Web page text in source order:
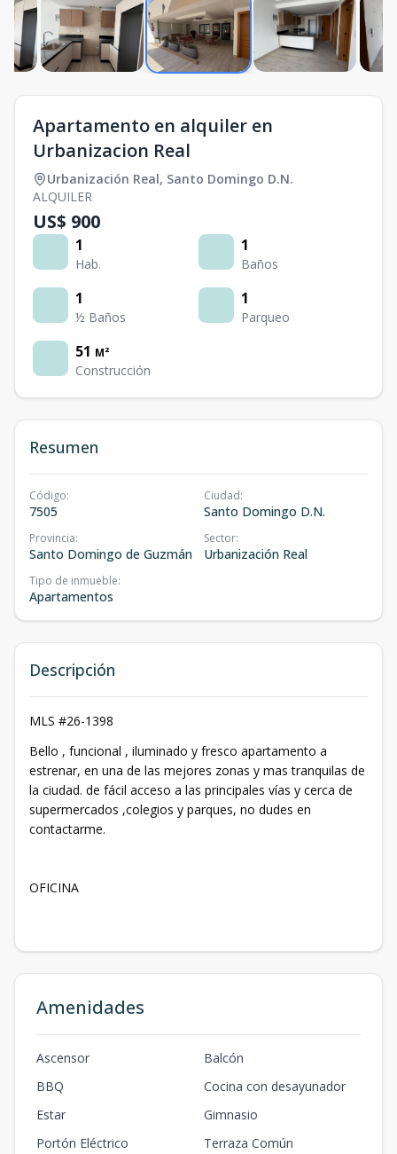
Apartamento en alquiler en
Urbanizacion Real
Urbanización Real, Santo Domingo D.N.
ALQUILER
US$ 900
1
Hab.
1
Baños
1
½ Baños
1
Parqueo
51 M²
Construcción
Resumen
Código:
7505
Ciudad:
Santo Domingo D.N.
Provincia:
Santo Domingo de Guzmán
Sector:
Urbanización Real
Tipo de inmueble:
Apartamentos
Descripción
MLS #26-1398
Bello , funcional , iluminado y fresco apartamento a
estrenar, en una de las mejores zonas y mas tranquilas de
la ciudad. de fácil acceso a las principales vías y cerca de
supermercados ,colegios y parques, no dudes en
contactarme.
OFICINA
Amenidades
Ascensor
Balcón
BBQ
Cocina con desayunador
Estar
Gimnasio
Portón Eléctrico
Terraza Común